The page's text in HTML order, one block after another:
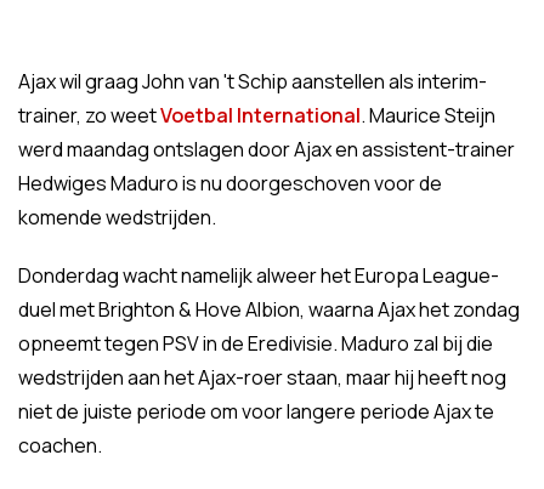
Ajax wil graag John van 't Schip aanstellen als interim-
trainer, zo weetVoetbal International. Maurice Steijn
werd maandag ontslagen door Ajax en assistent-trainer
Hedwiges Maduro is nu doorgeschoven voor de
komende wedstrijden.
Donderdag wacht namelijk alweer het Europa League-
duel met Brighton & Hove Albion, waarna Ajax het zondag
opneemt tegen PSV in de Eredivisie. Maduro zal bij die
wedstrijden aan het Ajax-roer staan, maar hij heeft nog
niet de juiste periode om voor langere periode Ajax te
coachen.